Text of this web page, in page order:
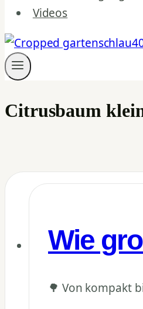
Videos
Citrusbaum
Wie
🌳 Von kompakt